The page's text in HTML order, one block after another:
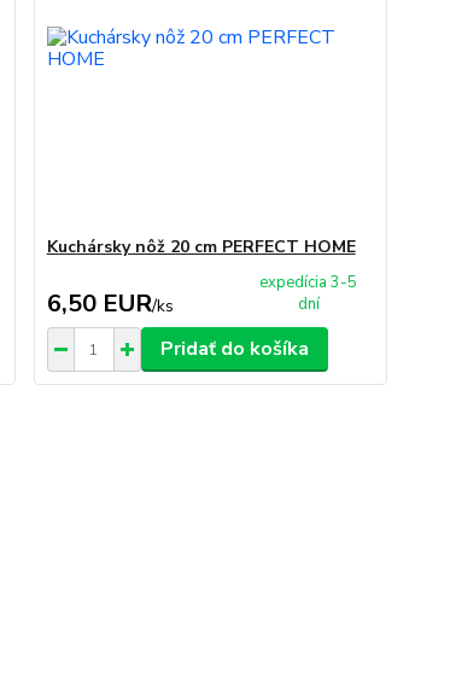
Kuchársky nôž 20 cm PERFECT HOME
6,50 EUR/ks
expedícia 3-5
dní
Pridať do košíka